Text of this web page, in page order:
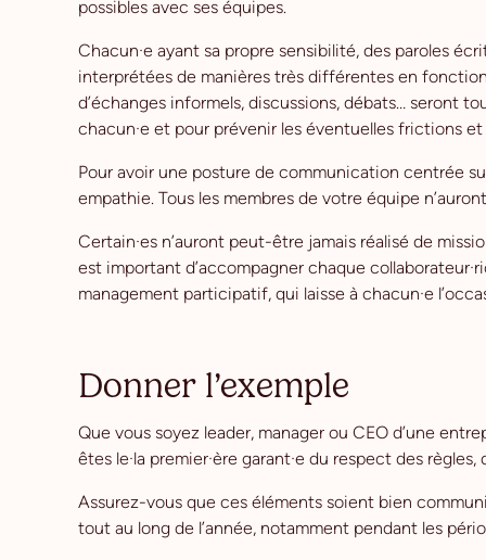
possibles avec ses équipes.
Chacun·e ayant sa propre sensibilité, des paroles
interprétées de manières très différentes en
d’échanges informels, discussions, débats… seront
chacun·e et pour prévenir les éventuelles frictions et
Pour avoir une posture de communication centrée
empathie. Tous les membres de votre équipe
Certain·es n’auront peut-être jamais réalisé de
est important d’accompagner chaque
management participatif, qui laisse à chacun·e
Donner l’exemple
Que vous soyez leader, manager ou CEO d’une
êtes le·la premier·ère garant·e du respect des
Assurez-vous que ces éléments soient bien
tout au long de l’année, notamment pendant les